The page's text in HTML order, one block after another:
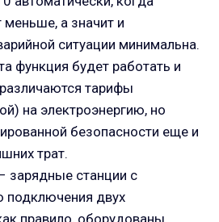
меньше, а значит и
ситуации минимальна.
функция будет работать и
тарифы
на электроэнергию, но
безопасности еще и
трат.
зарядные станции с
двух
правило, оборудованы